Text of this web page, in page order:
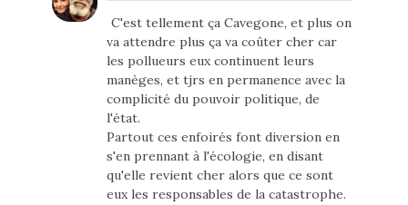
C'est tellement ça Cavegone, et plus on
va attendre plus ça va coûter cher car
les pollueurs eux continuent leurs
manèges, et tjrs en permanence avec la
complicité du pouvoir politique, de
l'état.
Partout ces enfoirés font diversion en
s'en prennant à l'écologie, en disant
qu'elle revient cher alors que ce sont
eux les responsables de la catastrophe.